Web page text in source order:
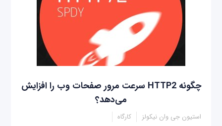
چگونه HTTP2 سرعت مرور صفحات وب را افزایش
می‌دهد؟
استیون جی وان نیکولز کارگاه